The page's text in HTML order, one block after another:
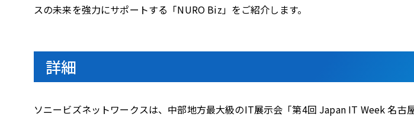
スの未来を強力にサポートする「NURO Biz」をご紹介します。
詳細
ソニービズネットワークスは、中部地方最大級のIT展示会「第4回 Japan IT Week 名古